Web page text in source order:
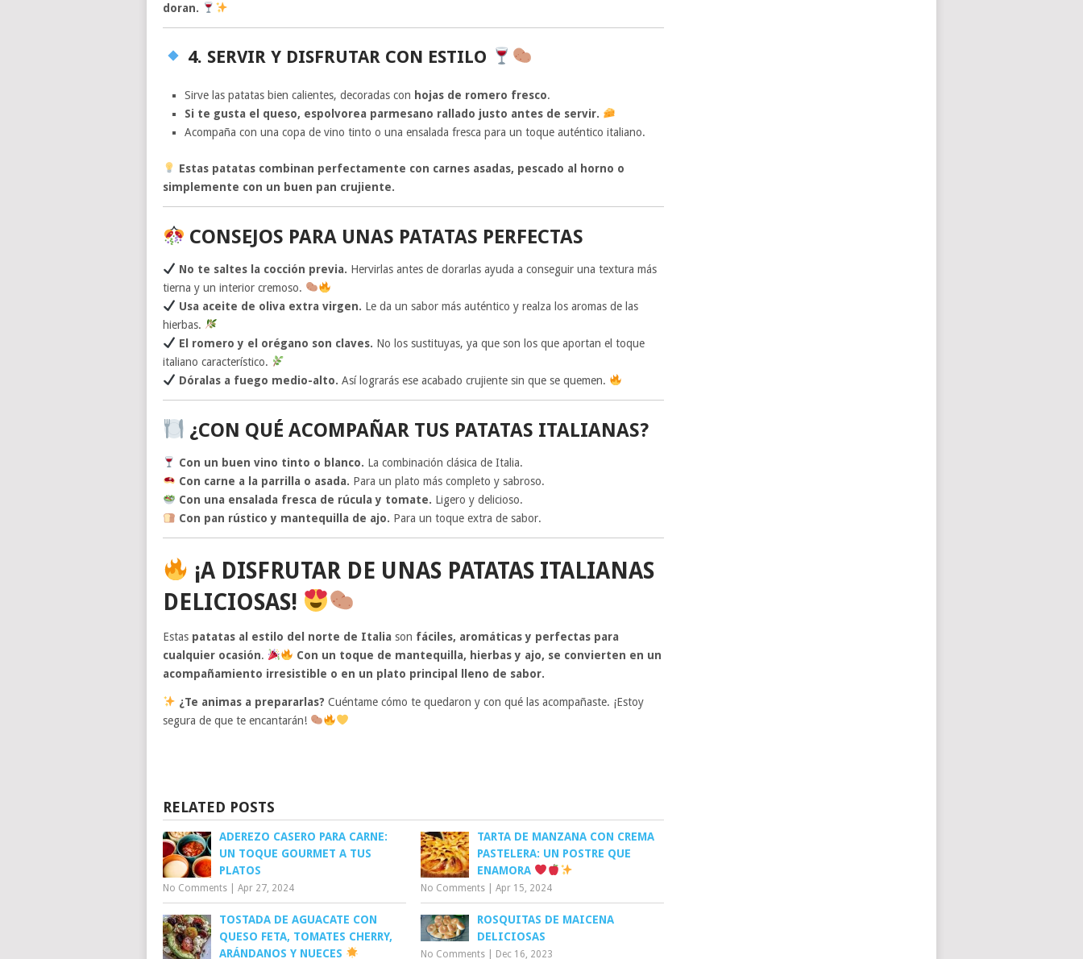
doran.
4. SERVIR Y DISFRUTAR CON ESTILO
Sirve las patatas bien calientes, decoradas con hojas de romero fresco.
Si te gusta el queso, espolvorea parmesano rallado justo antes de servir.
Acompaña con una copa de vino tinto o una ensalada fresca para un toque auténtico italiano.
Estas patatas combinan perfectamente con carnes asadas, pescado al horno o
simplemente con un buen pan crujiente.
CONSEJOS PARA UNAS PATATAS PERFECTAS
No te saltes la cocción previa. Hervirlas antes de dorarlas ayuda a conseguir una textura más
tierna y un interior cremoso.
Usa aceite de oliva extra virgen. Le da un sabor más auténtico y realza los aromas de las
hierbas.
El romero y el orégano son claves. No los sustituyas, ya que son los que aportan el toque
italiano característico.
Dóralas a fuego medio-alto. Así lograrás ese acabado crujiente sin que se quemen.
¿CON QUÉ ACOMPAÑAR TUS PATATAS ITALIANAS?
Con un buen vino tinto o blanco. La combinación clásica de Italia.
Con carne a la parrilla o asada. Para un plato más completo y sabroso.
Con una ensalada fresca de rúcula y tomate. Ligero y delicioso.
Con pan rústico y mantequilla de ajo. Para un toque extra de sabor.
¡A DISFRUTAR DE UNAS PATATAS ITALIANAS
DELICIOSAS!
Estas patatas al estilo del norte de Italia son fáciles, aromáticas y perfectas para
cualquier ocasión.
Con un toque de mantequilla, hierbas y ajo, se convierten en un
acompañamiento irresistible o en un plato principal lleno de sabor.
¿Te animas a prepararlas? Cuéntame cómo te quedaron y con qué las acompañaste. ¡Estoy
segura de que te encantarán!
RELATED POSTS
ADEREZO CASERO PARA CARNE:
UN TOQUE GOURMET A TUS
PLATOS
No Comments Apr 27, 2024
TARTA DE MANZANA CON CREMA
PASTELERA: UN POSTRE QUE
ENAMORA
No Comments |Apr 15, 2024
TOSTADA DE AGUACATE CON
QUESO FETA, TOMATES CHERRY,
ARÁNDANOS Y NUECES
ROSQUITAS DE MAICENA
DELICIOSAS
No Comments Dec 16, 2023